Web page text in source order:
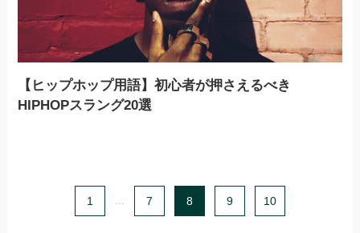
【ヒップホップ用語】初心者が押さえるべき
HIPHOPスラング20選
1 7 8 9 10